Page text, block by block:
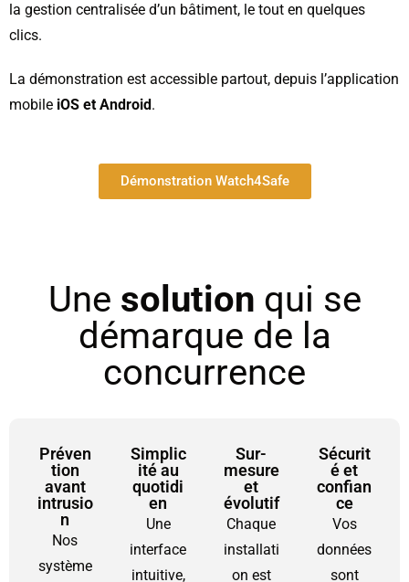
la gestion centralisée d’un bâtiment, le tout en quelques
clics.
La démonstration est accessible partout, depuis l’application
mobile iOS et Android.
Démonstration Watch4Safe
Une solution qui se
démarque de la
concurrence
Préven
tion
avant
intrusio
n
Nos
système
Simplic
ité au
quotidi
en
Une
interface
intuitive,
Sur-
mesure
et
évolutif
Chaque
installati
on est
Sécurit
é et
confian
ce
Vos
données
sont